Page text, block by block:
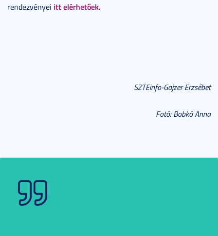
rendezvényei itt elérhetőek.
SZTEinfo-Gajzer Erzsébet
Fotó: Bobkó Anna